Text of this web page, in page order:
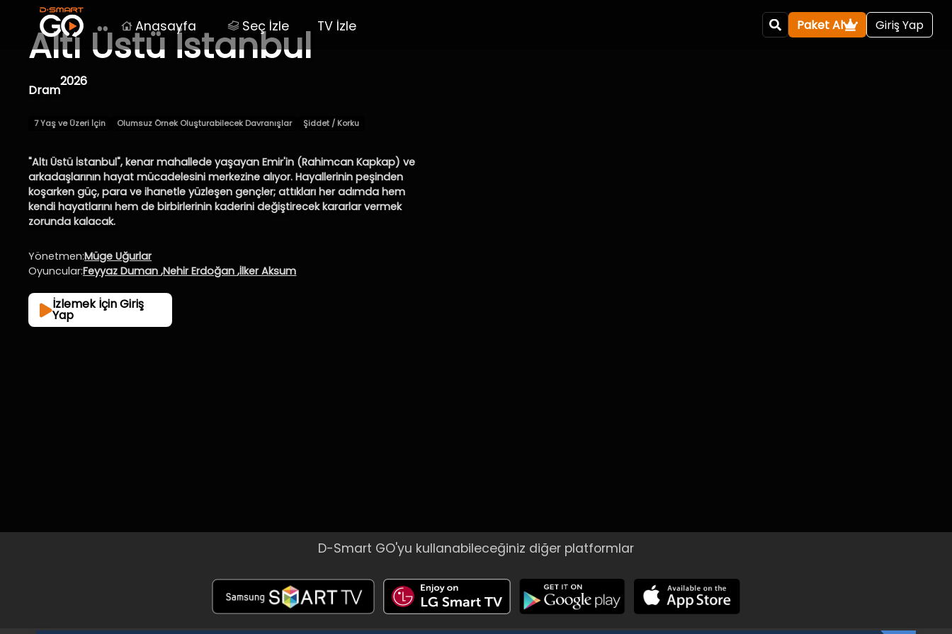
Anasayfa Seç İzle TV İzle Paket Al Giriş Yap
Altı Üstü İstanbul
Dram
2026
7 Yaş ve Üzeri İçin Olumsuz Örnek Oluşturabilecek Davranışlar Şiddet / Korku
"Altı Üstü İstanbul", kenar mahallede yaşayan Emir'in (Rahimcan Kapkap) ve
arkadaşlarının hayat mücadelesini merkezine alıyor. Hayallerinin peşinden
koşarken güç, para ve ihanetle yüzleşen gençler; attıkları her adımda hem
kendi hayatlarını hem de birbirlerinin kaderini değiştirecek kararlar vermek
zorunda kalacak.
Yönetmen:Müge Uğurlar
Oyuncular:Feyyaz Duman ,Nehir Erdoğan ,İlker Aksum
İzlemek İçin Giriş
Yap
D-Smart GO'yu kullanabileceğiniz diğer platformlar